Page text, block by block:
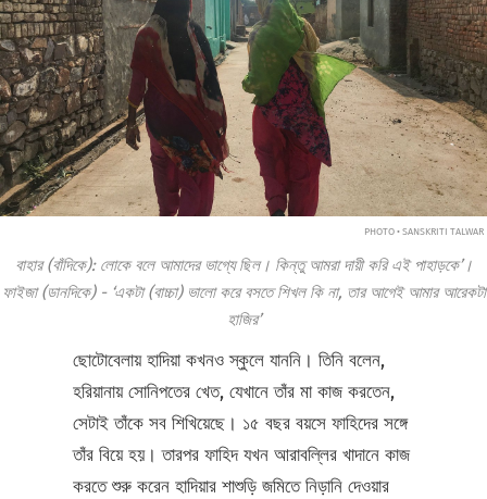
PHOTO • SANSKRITI TALWAR
বাহার (বাঁদিকে): লোকে বলে আমাদের ভাগ্যে ছিল। কিন্তু আমরা দায়ী করি এই পাহাড়কে’।
ফাইজা (ডানদিকে) - ‘একটা (বাচ্চা) ভালো করে বসতে শিখল কি না, তার আগেই আমার আরেকটা
হাজির’
ছোটোবেলায় হাদিয়া কখনও স্কুলে যাননি। তিনি বলেন,
হরিয়ানায় সোনিপতের খেত, যেখানে তাঁর মা কাজ করতেন,
সেটাই তাঁকে সব শিখিয়েছে। ১৫ বছর বয়সে ফাহিদের সঙ্গে
তাঁর বিয়ে হয়। তারপর ফাহিদ যখন আরাবল্লির খাদানে কাজ
করতে শুরু করেন হাদিয়ার শাশুড়ি জমিতে নিড়ানি দেওয়ার